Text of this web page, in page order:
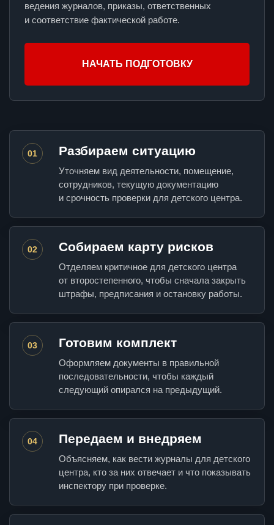
ведения журналов, приказы, ответственных
и соответствие фактической работе.
НАЧАТЬ ПОДГОТОВКУ
01 Разбираем ситуацию
Уточняем вид деятельности, помещение,
сотрудников, текущую документацию
и срочность проверки для детского центра.
02 Собираем карту рисков
Отделяем критичное для детского центра
от второстепенного, чтобы сначала закрыть
штрафы, предписания и остановку работы.
03 Готовим комплект
Оформляем документы в правильной
последовательности, чтобы каждый
следующий опирался на предыдущий.
04 Передаем и внедряем
Объясняем, как вести журналы для детского
центра, кто за них отвечает и что показывать
инспектору при проверке.